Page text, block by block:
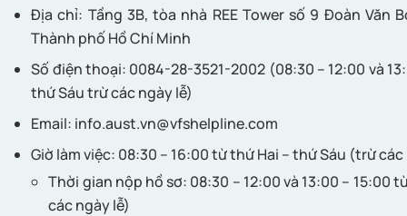
Địa chỉ: Tầng 3B, tòa nhà REE Tower số 9 Đoàn Văn
Thành phố Hồ Chí Minh
Số điện thoại: 0084-28-3521-2002 (08:30 – 12:00 và
thứ Sáu trừ các ngày lễ)
Email: info.aust.vn@vfshelpline.com
Giờ làm việc: 08:30 – 16:00 từ thứ Hai – thứ Sáu (trừ
Thời gian nộp hồ sơ: 08:30 – 12:00 và 13:00 – 15:00
các ngày lễ)